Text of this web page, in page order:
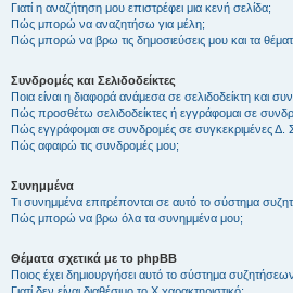
Γιατί η αναζήτηση μου επιστρέφει μια κενή σελίδα;
Πώς μπορώ να αναζητήσω για μέλη;
Πώς μπορώ να βρω τις δημοσιεύσεις μου και τα
Συνδρομές και Σελιδοδείκτες
Ποια είναι η διαφορά ανάμεσα σε σελιδοδείκτη και
Πώς προσθέτω σελιδοδείκτες ή εγγράφομαι σε
Πώς εγγράφομαι σε συνδρομές σε συγκεκριμένες Δ.
Πώς αφαιρώ τις συνδρομές μου;
Συνημμένα
Τι συνημμένα επιτρέπονται σε αυτό το σύστημα
Πώς μπορώ να βρω όλα τα συνημμένα μου;
Θέματα σχετικά με το phpBB
Ποιος έχει δημιουργήσει αυτό το σύστημα